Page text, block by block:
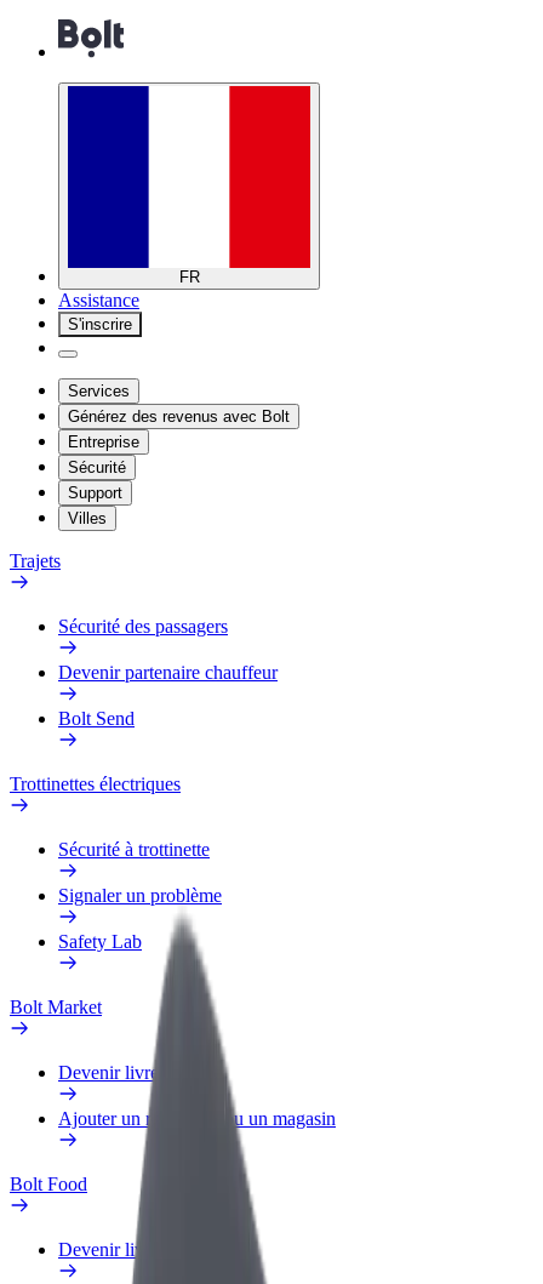
FR
Assistance
S'inscrire
Services
Générez des revenus avec Bolt
Entreprise
Sécurité
Support
Villes
Trajets
Sécurité des passagers
Devenir partenaire chauffeur
Bolt Send
Trottinettes électriques
Sécurité à trottinette
Signaler un problème
Safety Lab
Bolt Market
Devenir livreur
Ajouter un restaurant ou un magasin
Bolt Food
Devenir livreur